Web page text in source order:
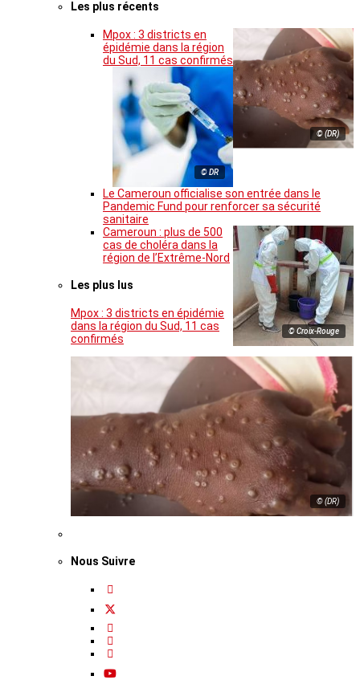
Les plus récents
© (DR)
Mpox : 3 districts en
épidémie dans la région
du Sud, 11 cas confirmés
© DR
Le Cameroun officialise son entrée dans le
Pandemic Fund pour renforcer sa sécurité
sanitaire
© Croix-Rouge
Cameroun : plus de 500
cas de choléra dans la
région de l’Extrême-Nord
Les plus lus
Mpox : 3 districts en épidémie
dans la région du Sud, 11 cas
confirmés
© (DR)
Nous Suivre